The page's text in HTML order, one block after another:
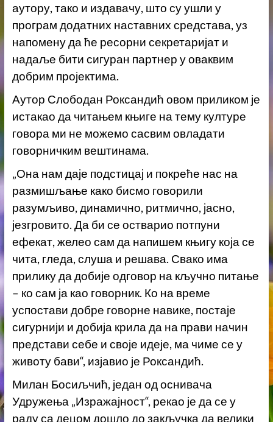
аутору, тако и издавачу, што су ушли у
програм додатних наставних средстава, уз
напомену да ће ресорни секретаријат и
надаље бити сигуран партнер у оваквим
добрим пројектима.
Аутор Слободан Роксандић овом приликом је
истакао да читањем књиге на тему културе
говора ми не можемо сасвим овладати
говорничким вештинама.
„Она нам даје подстицај и покреће нас на
размишљање како бисмо говорили
разумљиво, динамично, ритмично, јасно,
језгровито. Да би се остварио потпуни
ефекат, желео сам да напишем књигу која се
чита, гледа, слуша и решава. Свако има
прилику да добије одговор на кључно питање
– ко сам ја као говорник. Ко на време
успостави добре говорне навике, постаје
сигурнији и добија крила да на прави начин
представи себе и своје идеје, ма чиме се у
животу бави“, изјавио је Роксандић.
Милан Босиљчић, један од оснивача
Удружења „Изражајност“, рекао је да се у
раду са децом дошло до закључка да велики